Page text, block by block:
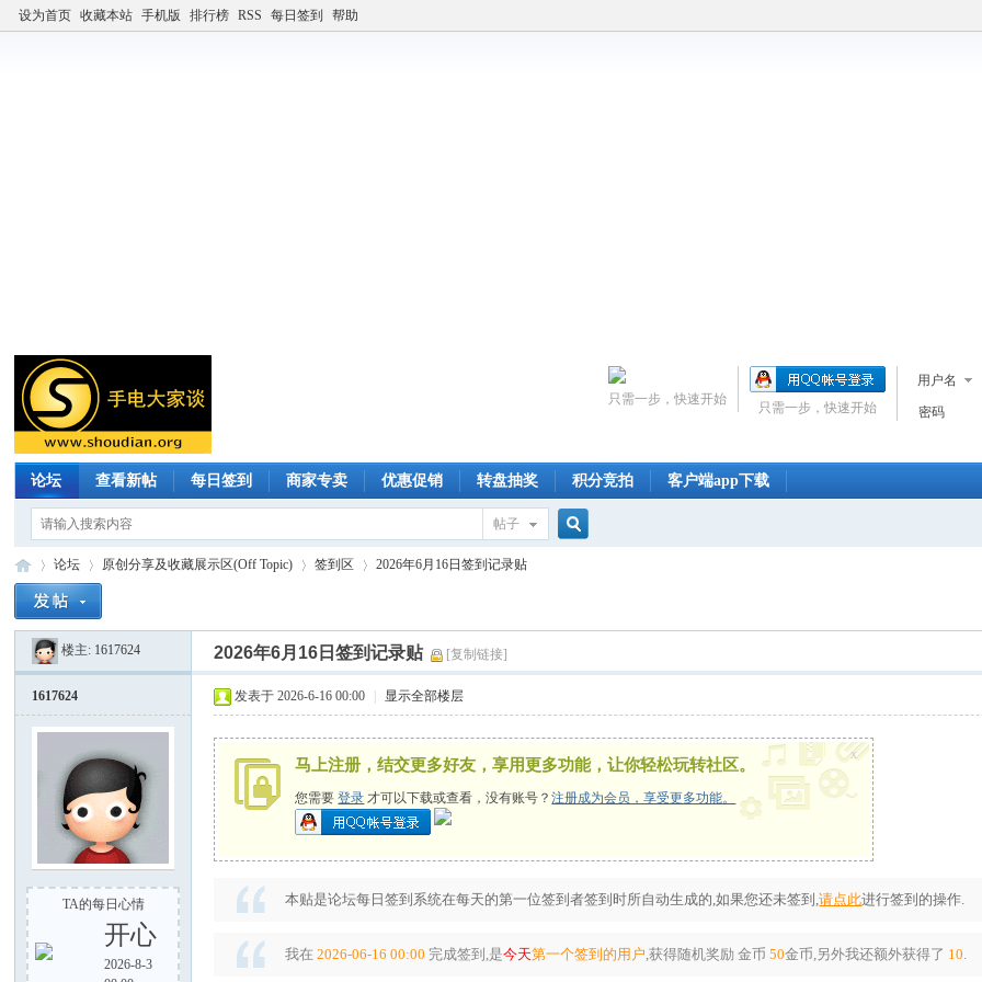
设为首页 收藏本站 手机版 排行榜 RSS 每日签到 帮助
用户名
密码
只需一步，快速开始
只需一步，快速开始
论坛 查看新帖 每日签到 商家专卖 优惠促销 转盘抽奖 积分竞拍 客户端app下载
帖子
»
论坛
›
原创分享及收藏展示区(Off Topic)
›
签到区
›
2026年6月16日签到记录贴
楼主: 1617624 2026年6月16日签到记录贴 [复制链接]
1617624
TA的每日心情
开心
2026-8-3
发表于 2026-6-16 00:00 显示全部楼层
马上注册，结交更多好友，享用更多功能，让你轻松玩转社区。
您需要登录 才可以下载或查看，没有账号？注册成为会员，享受更多功能。
x
本贴是论坛每日签到系统在每天的第一位签到者签到时所自动生成的,如果您还未签到,请点此进行签到的操作.
我在 2026-06-16 00:00 完成签到,是今天第一个签到的用户,获得随机奖励金币50金币,另外我还额外获得了 10.